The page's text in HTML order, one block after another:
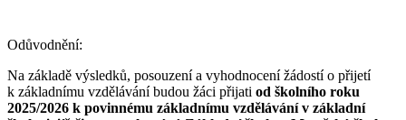
Odůvodnění:
Na základě výsledků, posouzení a vyhodnocení žádostí o přijetí
k základnímu vzdělávání budou žáci přijati od školního roku
2025/2026 k povinnému základnímu vzdělávání v základní